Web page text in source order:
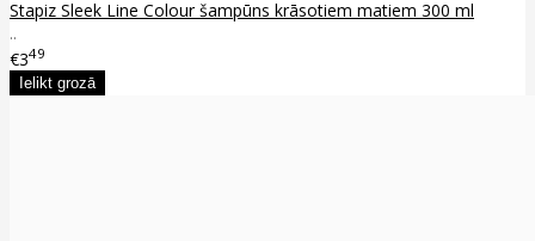
Stapiz Sleek Line Colour šampūns krāsotiem matiem 300 ml
..
€349